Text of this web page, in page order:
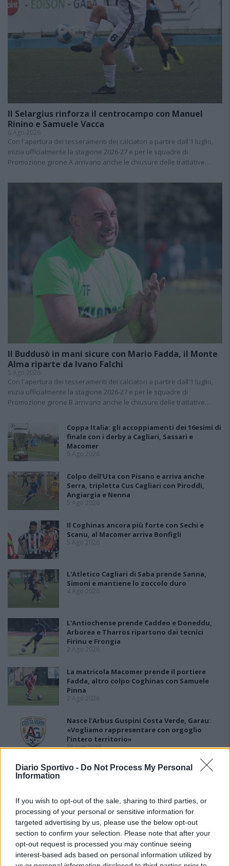
Diario Sportivo - Do Not Process My Personal
Information
If you wish to opt-out of the sale, sharing to third parties, or
processing of your personal or sensitive information for
targeted advertising by us, please use the below opt-out
section to confirm your selection. Please note that after your
opt-out request is processed you may continue seeing
interest-based ads based on personal information utilized by
Il Selargius rinforza il centrocampo con Manuel
Rinino e Samuele Vacca
6 Ago 2026
Con l'apertura dei tesseramenti dei calciatori a partire dall'1 luglio,
inizia ufficialmente la stagione 2026-27 e per le squadre di
Promozione girone A arrivano anche le chiusure delle trattative…
Il Buddusò in mani sicure con Mario Fadda, il Monte
Alma riparte da Ivano Falchi
5 Ago 2026
Con l'apertura dei tesseramenti dei calciatori a partire dall'1 luglio,
inizia ufficialmente la stagione 2026-27 e per le squadre di
Promozione girone B arrivano anche le chiusure delle trattative…
Coppa Italia: gli accoppiamenti dei 16esimi di
finale con i derby a Cagliari, Sassari e
Macomer
5 Ago 2026
Colpo dell'Uta con Pisano e arriva anche
Serra, tripletta Cus Cagliari con Piroddi,
Angiargia e Nenna
5 Ago 2026
Il Coghinas ancora più forte con Sechi e
Scanu, al Macomer arriva Bonfigli
5 Ago 2026
L'Atletico Cagliari di Saba prende Sanna,
Simoni e mantiene lo zoccolo duro
4 Ago 2026
L'Antiochense prende Caddeo e Doneddu,
Arborea e Tharros ripartono dai tecnici
Firinu e Frongia
2 Ago 2026
La matricola Macomer prende il portiere
Fadda, altro colpo Coghinas con Samuele
Pinna
2 Ago 2026
Nasce l'Arbus Guspini Costa Verde, Garau:
«Vogliamo rappresentare con orgoglio
l’intero territorio»
31 Lug 2026
Il Sant'Elena si riprende il difensore Mancusi